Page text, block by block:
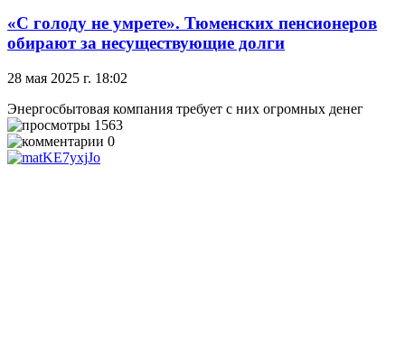
«С голоду не умрете». Тюменских пенсионеров
обирают за несуществующие долги
28 мая 2025 г. 18:02
Энергосбытовая компания требует с них огромных денег
1563
0